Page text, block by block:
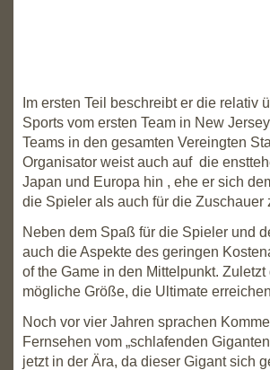
Im ersten Teil beschreibt er die relativ
Sports vom ersten Team in New
Teams in den gesamten Vereingten
Organisator weist auch auf die
Japan und Europa hin , ehe er sich
die Spieler als auch für die Zuschauer
Neben dem Spaß für die Spieler und
auch die Aspekte des geringen
of the Game in den Mittelpunkt.
mögliche Größe, die Ultimate
Noch vor vier Jahren sprachen
Fernsehen vom „schlafenden
jetzt in der Ära, da dieser Gigant sich